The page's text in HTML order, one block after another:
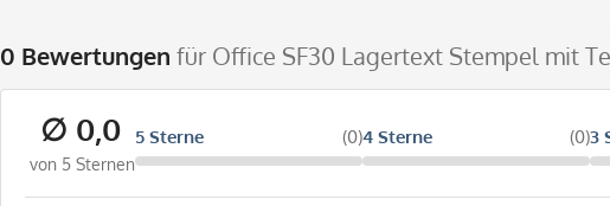
0 Bewertungen für Office SF30 Lagertext Stempel mit
∅ 0,0
von 5 Sternen
5 Sterne (0)4 Sterne (0)3